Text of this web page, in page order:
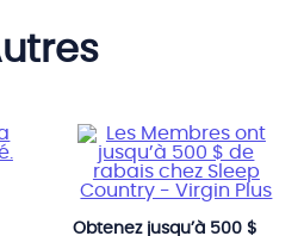
autres
Obtenez jusqu’à 500 $